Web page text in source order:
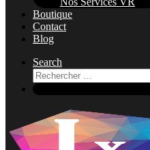
Boutique
Contact
Blog
Search
Rechercher